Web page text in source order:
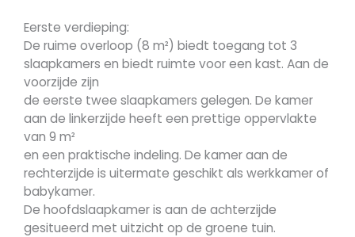
Eerste verdieping:
De ruime overloop (8 m²) biedt toegang tot 3
slaapkamers en biedt ruimte voor een kast. Aan de
voorzijde zijn
de eerste twee slaapkamers gelegen. De kamer
aan de linkerzijde heeft een prettige oppervlakte
van 9 m²
en een praktische indeling. De kamer aan de
rechterzijde is uitermate geschikt als werkkamer of
babykamer.
De hoofdslaapkamer is aan de achterzijde
gesitueerd met uitzicht op de groene tuin.